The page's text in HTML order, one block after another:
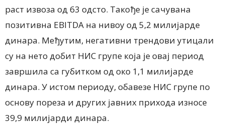
раст извоза од 63 одсто. Такође је сачувана
позитивна EBITDA на нивоу од 5,2 милијарде
динара. Међутим, негативни трендови утицали
су на нето добит НИС групе која је овај период
завршила са губитком од око 1,1 милијарде
динара. У истом периоду, обавезе НИС групе по
основу пореза и других јавних прихода износе
39,9 милијарди динара.